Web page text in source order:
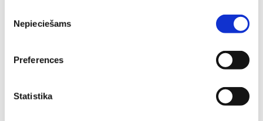
izvēle
Nepieciešams
Preferences
Statistika
Pieteikties